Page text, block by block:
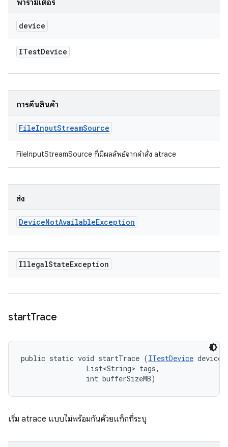
พารามิเตอร์
device
ITestDevice
การคืนสินค้า
FileInputStreamSource
FileInputStreamSource ที่มีผลลัพธ์จากคำสั่ง atrace
ส่ง
DeviceNotAvailableException
IllegalStateException
startTrace
public static void startTrace (ITestDevice
                List<String> tags,
                int bufferSizeMB)
เริ่ม atrace แบบไม่พร้อมกันด้วยแท็กที่ระบุ